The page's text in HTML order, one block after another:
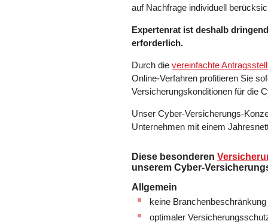
auf Nachfrage individuell
Expertenrat ist deshalb dringend
erforderlich.
Durch die vereinfachte
Online-Verfahren profitieren Sie
Versicherungskonditionen für die
Unser Cyber-Versicherungs-
Unternehmen mit einem
Diese besonderen
unserem Cyber-
Allgemein
keine Branchenbeschränkung
optimaler